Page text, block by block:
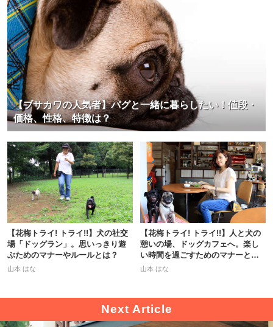
【ブサカワの人気者】パグと一緒に暮らしたい！値段・
価格、性格、特徴は？
【花梅トライ! トライ!!】犬の社交
場「ドッグラン」。思いっきり遊
ぶためのマナーやルールとは？
山本 はな
【花梅トライ! トライ!!】人と犬の
憩いの場、ドッグカフェへ。楽し
い時間を過ごすためのマナーと
は？
山本 はな